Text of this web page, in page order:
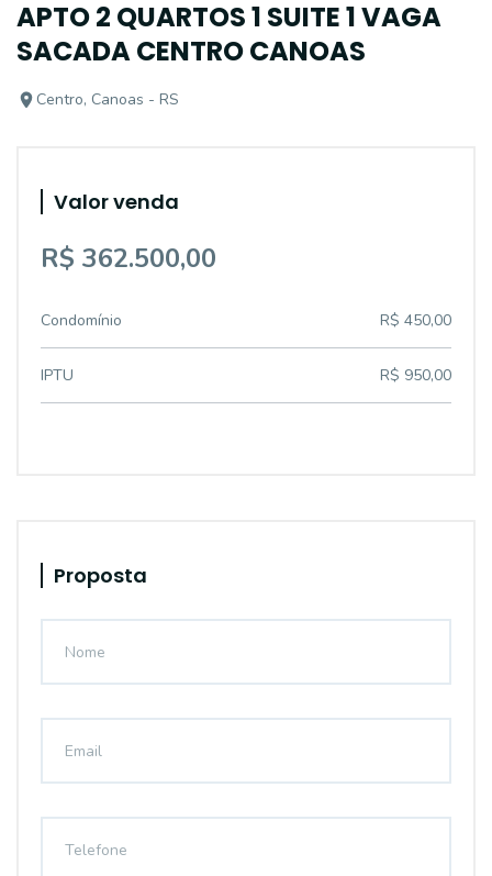
APTO 2 QUARTOS 1 SUITE 1 VAGA
SACADA CENTRO CANOAS
Centro, Canoas - RS
Valor venda
R$ 362.500,00
Condomínio R$ 450,00
IPTU R$ 950,00
Proposta